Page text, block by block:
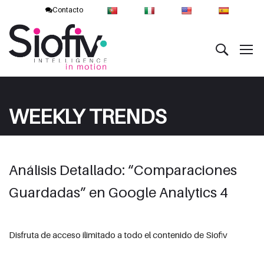
Contacto
WEEKLY TRENDS
Análisis Detallado: “Comparaciones
Guardadas” en Google Analytics 4
Disfruta de acceso ilimitado a todo el contenido de Siofiv